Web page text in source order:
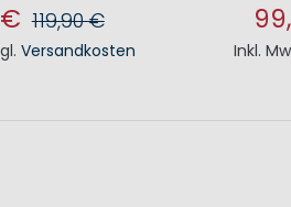
119,90 €
Versandkosten Inkl.